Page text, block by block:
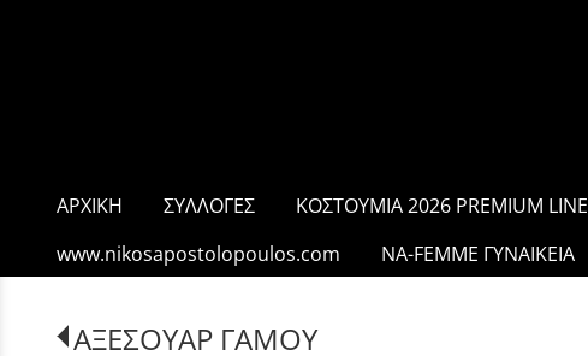
ΑΡΧΙΚΗ ΣΥΛΛΟΓΕΣ ΚΟΣΤΟΥΜΙΑ 2026 PREMIUM LINE
www.nikosapostolopoulos.com
NA-FEMME ΓΥΝΑΙΚΕΙΑ
ΑΞΕΣΟΥΑΡ ΓΑΜΟΥ